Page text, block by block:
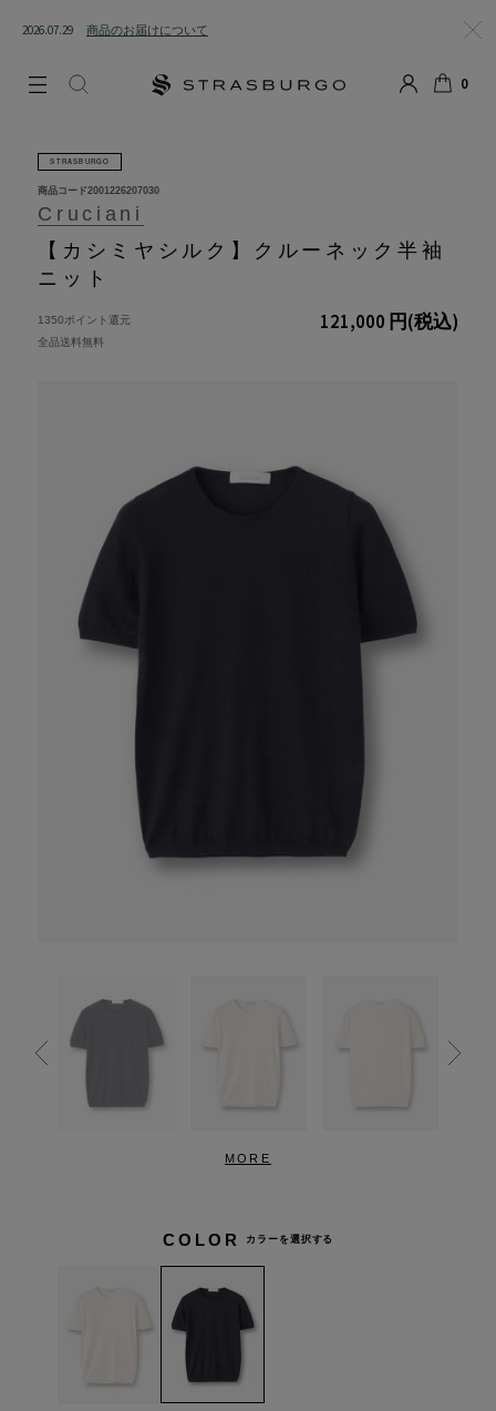
2026.07.29 商品のお届けについて
0
STRASBURGO
Cruciani
【カシミヤシルク】クルーネック半袖
ニット
商品コード2001226207030
121,000 円(税込)
1350ポイント還元
全品送料無料
MORE
COLOR カラーを選択する